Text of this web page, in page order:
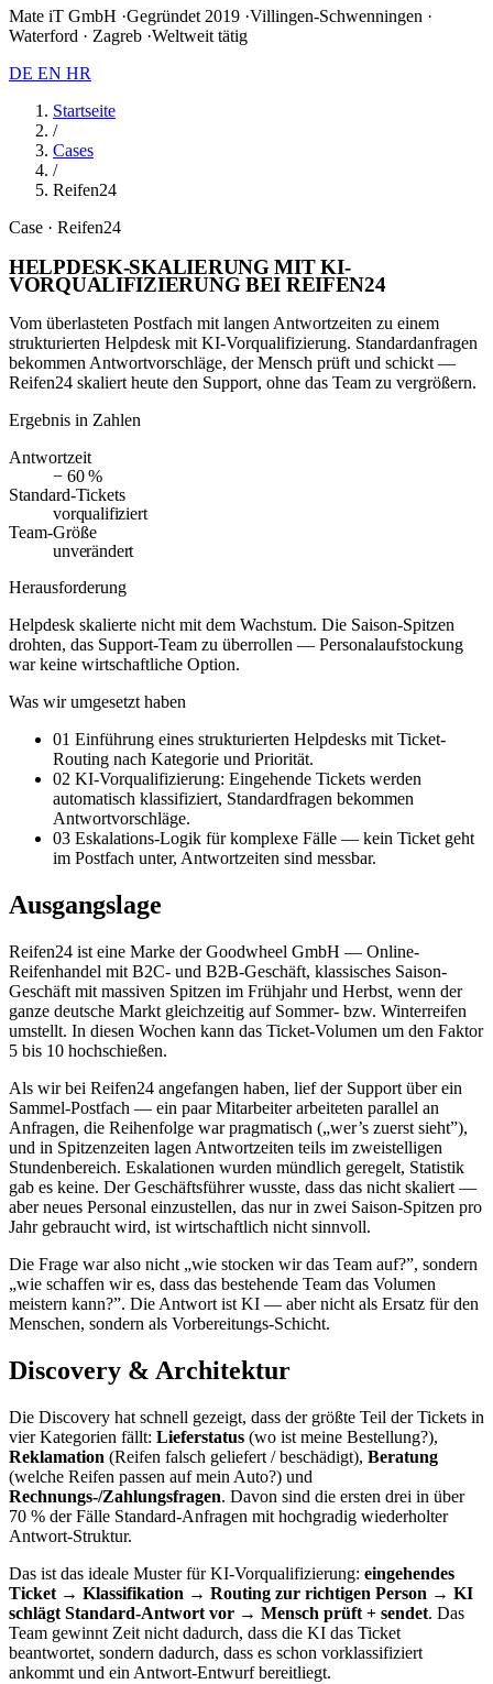
Mate iT GmbH ·Gegründet 2019 ·Villingen-Schwenningen ·
Waterford · Zagreb ·Weltweit tätig
DE EN HR
Startseite
/
Cases
/
Reifen24
Case · Reifen24
HELPDESK-SKALIERUNG MIT KI-
VORQUALIFIZIERUNG BEI REIFEN24
Vom überlasteten Postfach mit langen Antwortzeiten zu einem
strukturierten Helpdesk mit KI-Vorqualifizierung. Standardanfragen
bekommen Antwortvorschläge, der Mensch prüft und schickt —
Reifen24 skaliert heute den Support, ohne das Team zu vergrößern.
Ergebnis in Zahlen
Antwortzeit
− 60 %
Standard-Tickets
vorqualifiziert
Team-Größe
unverändert
Herausforderung
Helpdesk skalierte nicht mit dem Wachstum. Die Saison-Spitzen
drohten, das Support-Team zu überrollen — Personalaufstockung
war keine wirtschaftliche Option.
Was wir umgesetzt haben
01 Einführung eines strukturierten Helpdesks mit Ticket-
Routing nach Kategorie und Priorität.
02 KI-Vorqualifizierung: Eingehende Tickets werden
automatisch klassifiziert, Standardfragen bekommen
Antwortvorschläge.
03 Eskalations-Logik für komplexe Fälle — kein Ticket geht
im Postfach unter, Antwortzeiten sind messbar.
Ausgangslage
Reifen24 ist eine Marke der Goodwheel GmbH — Online-
Reifenhandel mit B2C- und B2B-Geschäft, klassisches Saison-
Geschäft mit massiven Spitzen im Frühjahr und Herbst, wenn der
ganze deutsche Markt gleichzeitig auf Sommer- bzw. Winterreifen
umstellt. In diesen Wochen kann das Ticket-Volumen um den Faktor
5 bis 10 hochschießen.
Als wir bei Reifen24 angefangen haben, lief der Support über ein
Sammel-Postfach — ein paar Mitarbeiter arbeiteten parallel an
Anfragen, die Reihenfolge war pragmatisch („wer’s zuerst sieht”),
und in Spitzenzeiten lagen Antwortzeiten teils im zweistelligen
Stundenbereich. Eskalationen wurden mündlich geregelt, Statistik
gab es keine. Der Geschäftsführer wusste, dass das nicht skaliert —
aber neues Personal einzustellen, das nur in zwei Saison-Spitzen pro
Jahr gebraucht wird, ist wirtschaftlich nicht sinnvoll.
Die Frage war also nicht „wie stocken wir das Team auf?”, sondern
„wie schaffen wir es, dass das bestehende Team das Volumen
meistern kann?”. Die Antwort ist KI — aber nicht als Ersatz für den
Menschen, sondern als Vorbereitungs-Schicht.
Discovery & Architektur
Die Discovery hat schnell gezeigt, dass der größte Teil der Tickets in
vier Kategorien fällt: Lieferstatus (wo ist meine Bestellung?),
Reklamation (Reifen falsch geliefert / beschädigt), Beratung
(welche Reifen passen auf mein Auto?) und
Rechnungs-/Zahlungsfragen. Davon sind die ersten drei in über
70 % der Fälle Standard-Anfragen mit hochgradig wiederholter
Antwort-Struktur.
Das ist das ideale Muster für KI-Vorqualifizierung: eingehendes
Ticket → Klassifikation → Routing zur richtigen Person → KI
schlägt Standard-Antwort vor → Mensch prüft + sendet. Das
Team gewinnt Zeit nicht dadurch, dass die KI das Ticket
beantwortet, sondern dadurch, dass es schon vorklassifiziert
ankommt und ein Antwort-Entwurf bereitliegt.